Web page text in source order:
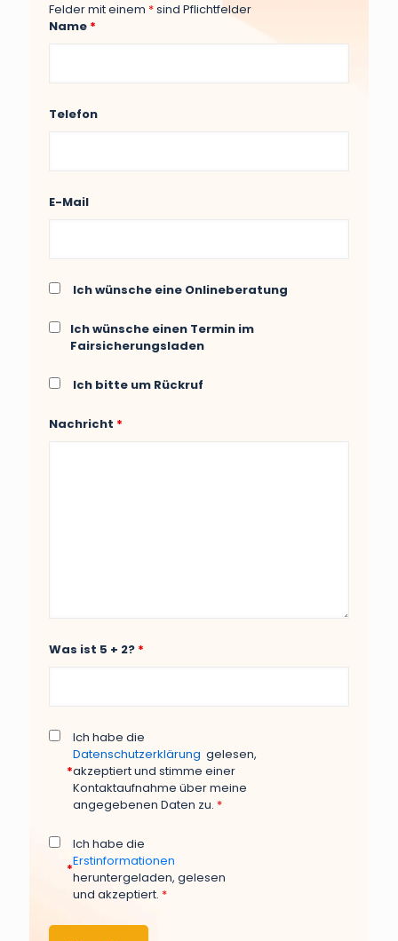
Felder mit einem *sind Pflichtfelder
Name *
Telefon
E-Mail
Ich wünsche eine Onlineberatung
Ich wünsche einen Termin im
Fairsicherungsladen
Ich bitte um Rückruf
Nachricht *
Was ist 5 + 2? *
*
Ich habe die
Datenschutzerklärung gelesen,
akzeptiert und stimme einer
Kontaktaufnahme über meine
angegebenen Daten zu. *
*
Ich habe die
Erstinformationen
heruntergeladen, gelesen
und akzeptiert. *